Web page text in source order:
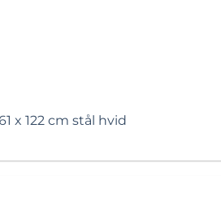
x 122 cm stål hvid